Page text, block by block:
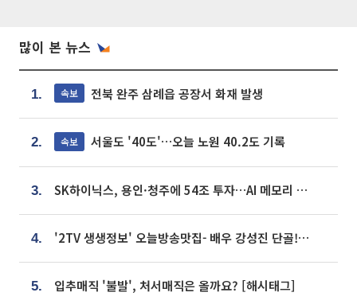
많이 본 뉴스
1. 속보 전북 완주 삼례읍 공장서 화재 발생
2. 속보 서울도 '40도'…오늘 노원 40.2도 기록
3. SK하이닉스, 용인·청주에 54조 투자…AI 메모리 생산기지 키운다
4. '2TV 생생정보' 오늘방송맛집- 배우 강성진 단골! 쌀국수ㆍ푸팟퐁 커리 맛집 '블○○○'
5. 입추매직 '불발', 처서매직은 올까요? [해시태그]